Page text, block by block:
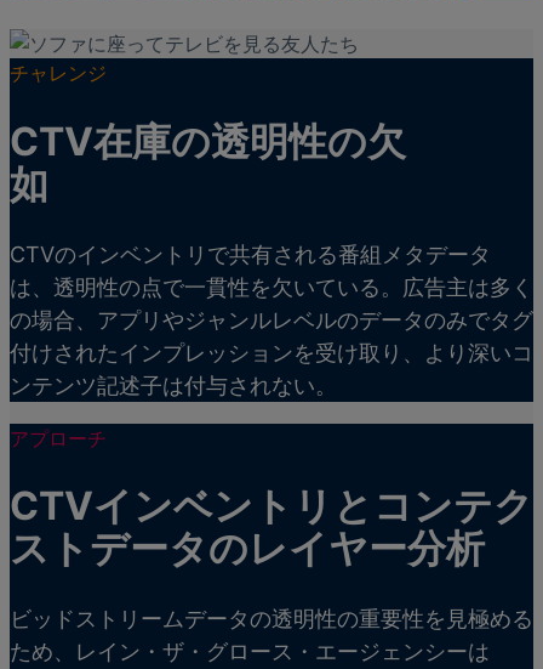
チャレンジ
CTV在庫の透明性の欠
如
CTVのインベントリで共有される番組メタデータ
は、透明性の点で一貫性を欠いている。広告主は多く
の場合、アプリやジャンルレベルのデータのみでタグ
付けされたインプレッションを受け取り、より深いコ
ンテンツ記述子は付与されない。
アプローチ
CTVインベントリとコンテク
ストデータのレイヤー分析
ビッドストリームデータの透明性の重要性を見極める
ため、レイン・ザ・グロース・エージェンシーは